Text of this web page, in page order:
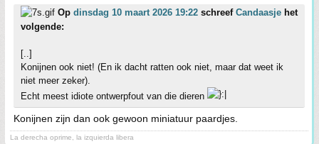
Op dinsdag 10 maart 2026 19:22 schreef Candaasje het
volgende:
[..]
Konijnen ook niet! (En ik dacht ratten ook niet, maar dat weet ik
niet meer zeker).
Echt meest idiote ontwerpfout van die dieren
Konijnen zijn dan ook gewoon miniatuur paardjes.
La derecha oprime, la izquierda libera